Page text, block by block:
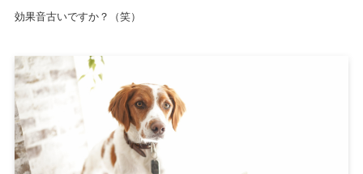
効果音古いですか？（笑）